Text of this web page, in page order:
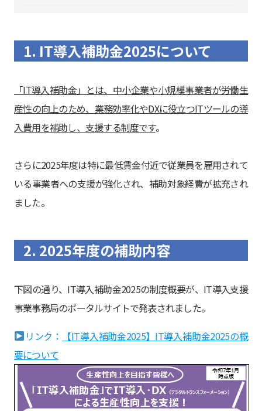
1. IT導入補助金2025について
「IT導入補助金」とは、中小企業や小規模事業者が労働生
産性の向上のため、業務効率化やDXに役立つITツールの導
入費用を補助し、支援する制度です。
さらに2025年度は特に最低賃金付近で従業員を雇用されて
いる事業者への支援が強化され、補助対象経費が拡充され
ました。
2. 2025年度の補助内容
下図の通り、IT導入補助金2025の制度概要が、IT導入支援
事業事務局のポータルサイトで発表されました。
リンク：
【IT導入補助金2025】IT導入補助金2025の概
要について